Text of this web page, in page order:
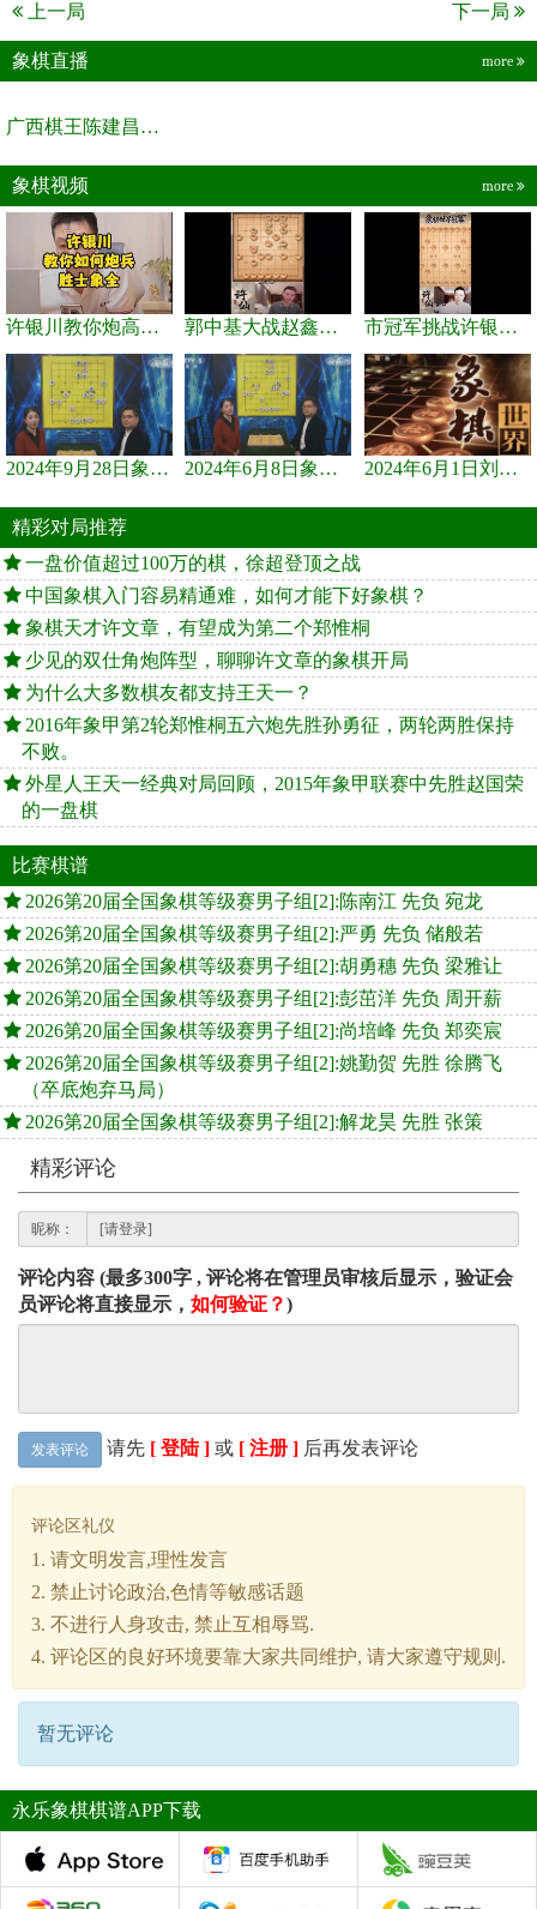
上一局 下一局
象棋直播 more
广西棋王陈建昌直播间
象棋视频 more
许银川教你炮高兵士象全如何赢士象全，简单四步即可 郭中基大战赵鑫鑫，许银川激情讲解 市冠军挑战许银川，急进中兵变化真激烈！
2024年9月28日象棋世界栏目，刘君、蒋川讲解了第九届杨官璘杯象棋... 2024年6月8日象棋世界，刘君、蒋川讲解了第九届杨官璘杯全国象棋... 2024年6月1日刘君、蒋川讲解第三届上海杯象棋大师赛谢靖与李少庚...
精彩对局推荐
一盘价值超过100万的棋，徐超登顶之战
中国象棋入门容易精通难，如何才能下好象棋？
象棋天才许文章，有望成为第二个郑惟桐
少见的双仕角炮阵型，聊聊许文章的象棋开局
为什么大多数棋友都支持王天一？
2016年象甲第2轮郑惟桐五六炮先胜孙勇征，两轮两胜保持
不败。
外星人王天一经典对局回顾，2015年象甲联赛中先胜赵国荣
的一盘棋
比赛棋谱
2026第20届全国象棋等级赛男子组[2]:陈南江 先负 宛龙
2026第20届全国象棋等级赛男子组[2]:严勇 先负 储般若
2026第20届全国象棋等级赛男子组[2]:胡勇穗 先负 梁雅让
2026第20届全国象棋等级赛男子组[2]:彭茁洋 先负 周开薪
2026第20届全国象棋等级赛男子组[2]:尚培峰 先负 郑奕宸
2026第20届全国象棋等级赛男子组[2]:姚勤贺 先胜 徐腾飞
（卒底炮弃马局）
2026第20届全国象棋等级赛男子组[2]:解龙昊 先胜 张策
精彩评论
昵称：
评论内容 (最多300字 , 评论将在管理员审核后显示，验证会
员评论将直接显示， 如何验证？)
发表评论 请先 [ 登陆 ] 或 [ 注册 ] 后再发表评论
评论区礼仪
1. 请文明发言,理性发言
2. 禁止讨论政治,色情等敏感话题
3. 不进行人身攻击, 禁止互相辱骂.
4. 评论区的良好环境要靠大家共同维护, 请大家遵守规则.
暂无评论
永乐象棋棋谱APP下载